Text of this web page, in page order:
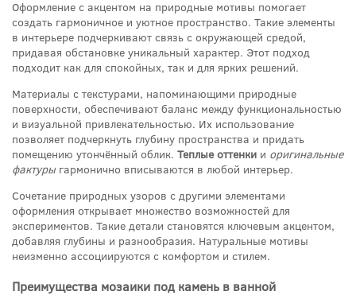
Оформление с акцентом на природные мотивы помогает
создать гармоничное и уютное пространство. Такие элементы
в интерьере подчеркивают связь с окружающей средой,
придавая обстановке уникальный характер. Этот подход
подходит как для спокойных, так и для ярких решений.
Материалы с текстурами, напоминающими природные
поверхности, обеспечивают баланс между функциональностью
и визуальной привлекательностью. Их использование
позволяет подчеркнуть глубину пространства и придать
помещению утончённый облик. Теплые оттенки и оригинальные
фактурыгармонично вписываются в любой интерьер.
Сочетание природных узоров с другими элементами
оформления открывает множество возможностей для
экспериментов. Такие детали становятся ключевым акцентом,
добавляя глубины и разнообразия. Натуральные мотивы
неизменно ассоциируются с комфортом и стилем.
Преимущества мозаики под камень в ванной